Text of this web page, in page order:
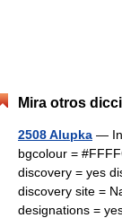
Mira otros
2508 Alupka —
bgcolour =
discovery = yes
discovery site =
designations =